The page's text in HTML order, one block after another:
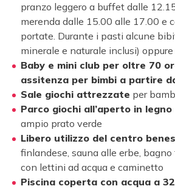
pranzo leggero a buffet dalle
merenda dalle 15.00 alle 17.00 e
portate. Durante i pasti alcune
minerale e naturale inclusi) oppure
Baby e mini club per oltre 70
assitenza per bimbi a partire
Sale giochi attrezzate per
Parco giochi all’aperto in
ampio prato verde
Libero utilizzo del centro
finlandese, sauna alle erbe,
con lettini ad acqua e caminetto
Piscina coperta con acqua a